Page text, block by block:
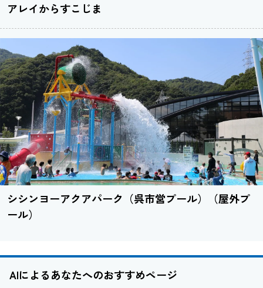
アレイからすこじま
シシンヨーアクアパーク（呉市営プール）（屋外プ
ール）
AIによるあなたへのおすすめページ